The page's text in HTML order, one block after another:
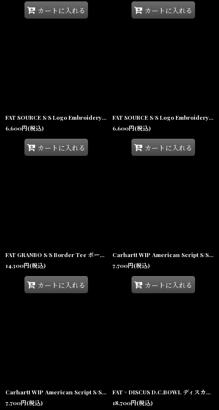
カートに入れる カートに入れる
FAT SOURCE S/S Logo Embroidery Tee White ロゴ 刺繍 半袖 Tシャツ 沖縄 メンズファッション
6,600円(税込)
カートに入れる
FAT SOURCE S/S Logo Embroidery Tee Black ロゴ 刺繍 半袖 Tシャツ 沖縄 メンズファッション
6,600円(税込)
カートに入れる
FAT GRANBO S/S Border Tee ボーダー ポケット 半袖 Tシャツ 沖縄 メンズ服
14,300円(税込)
カートに入れる
Carhartt WIP American Script S/S Tee ワンポイント ロゴ 半袖 Tシャツ
7,700円(税込)
カートに入れる
Carhartt WIP American Script S/S Tee ワンポイント ロゴ 半袖 Tシャツ White ホワイト
7,700円(税込)
FAT × DISCUS D.C.BOWL ディスカス 七分袖 Tシャツ 3/4スリーブ ブリーチ加工 コラボ 沖縄 Tシャツ 沖縄 メンズ服
18,700円(税込)